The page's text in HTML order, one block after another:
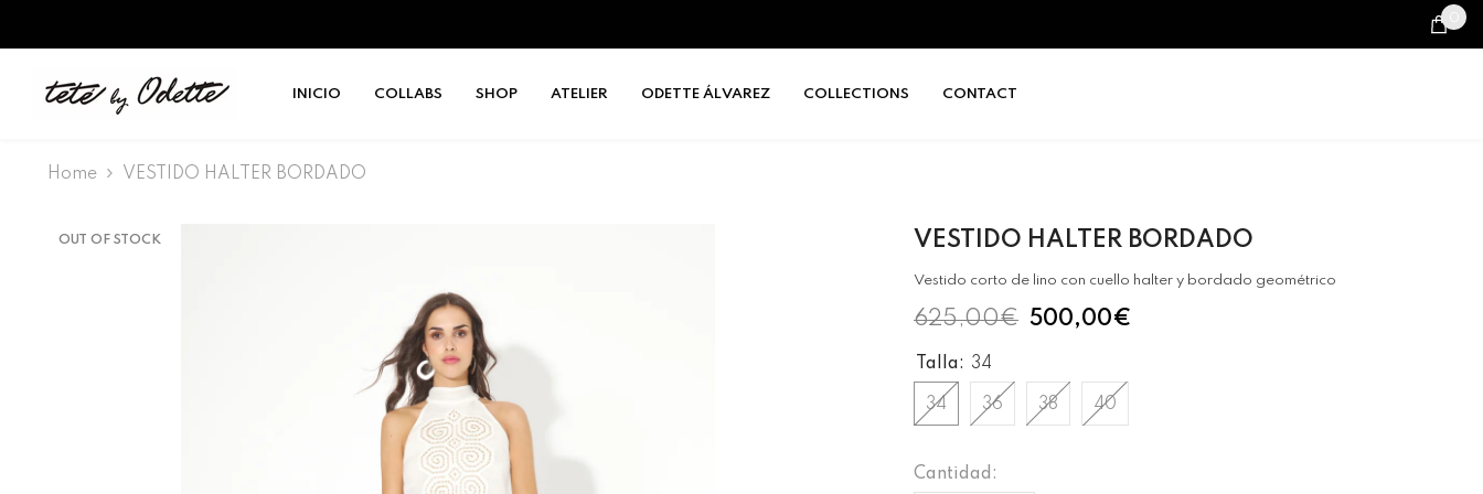
0
INICIO COLLABS SHOP ATELIER ODETTE ÁLVAREZ COLLECTIONS CONTACT
Home VESTIDO HALTER BORDADO
OUT OF STOCK VESTIDO HALTER BORDADO
Vestido corto de lino con cuello halter y bordado geométrico
625,00€ 500,00€
Talla: 34
34 36 38 40
Cantidad: